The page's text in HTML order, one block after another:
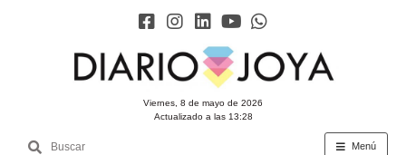
viernes, 8 de mayo de 2026
Actualizado a las 13:28
Menú